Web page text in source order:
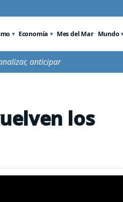
Economía Mes del Mar Mundo
anticipar
los